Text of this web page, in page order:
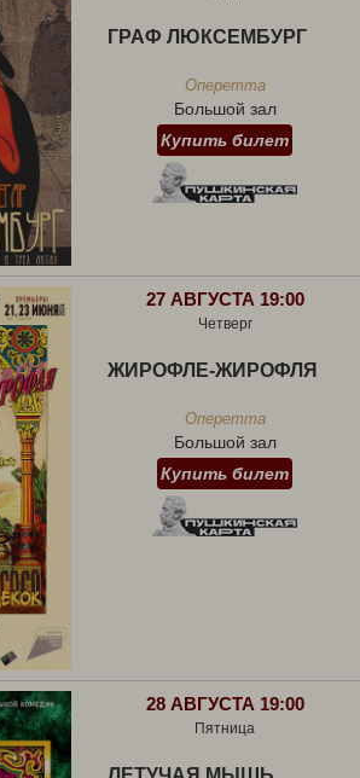
ГРАФ ЛЮКСЕМБУРГ
Оперетта
Большой зал
Купить билет
27 АВГУСТА 19:00
Четверг
ЖИРОФЛЕ-ЖИРОФЛЯ
Оперетта
Большой зал
Купить билет
28 АВГУСТА 19:00
Пятница